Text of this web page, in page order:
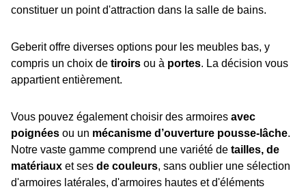
constituer un point d'attraction dans la salle de bains.
Geberit offre diverses options pour les meubles bas, y
compris un choix de tiroirs ou à portes. La décision vous
appartient entièrement.
Vous pouvez également choisir des armoires avec
poignées ou un mécanisme d’ouverture pousse-lâche.
Notre vaste gamme comprend une variété de tailles, de
matériaux et ses de couleurs, sans oublier une sélection
d'armoires latérales, d'armoires hautes et d'éléments